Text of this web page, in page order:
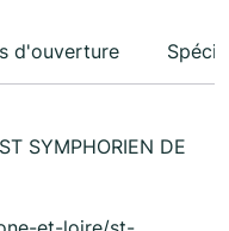
d'ouverture
SYMPHORIEN DE